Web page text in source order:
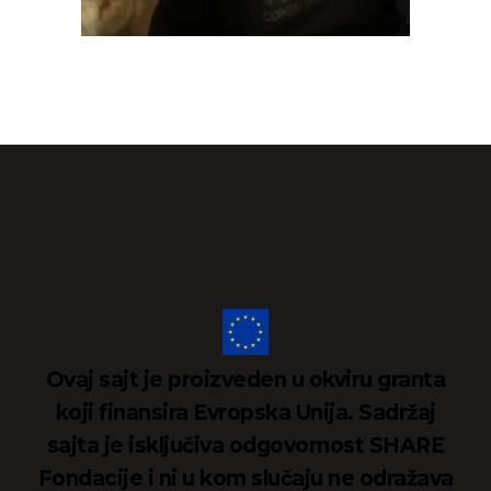
Ovaj sajt je proizveden u okviru granta
koji finansira Evropska Unija. Sadržaj
sajta je isključiva odgovornost SHARE
Fondacije i ni u kom slučaju ne odražava